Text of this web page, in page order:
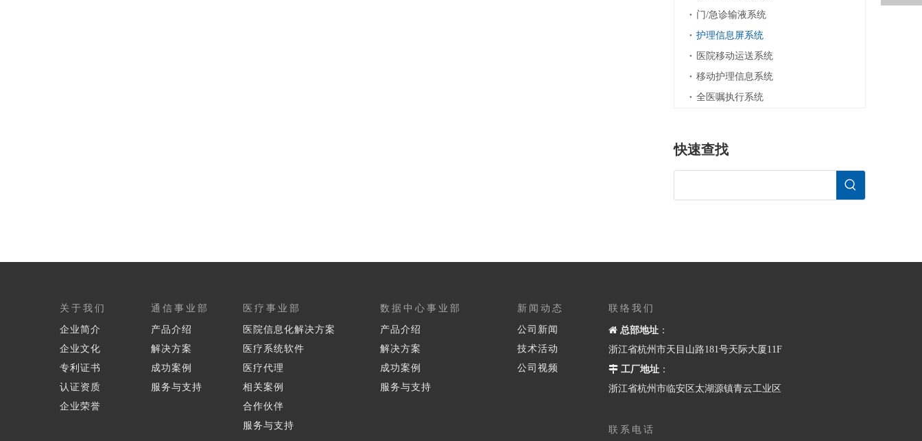
门/急诊输液系统
护理信息屏系统
医院移动运送系统
移动护理信息系统
全医嘱执行系统
快速查找
关于我们
企业简介
企业文化
专利证书
认证资质
企业荣誉
通信事业部
产品介绍
解决方案
成功案例
服务与支持
医疗事业部
医院信息化解决方案
医疗系统软件
医疗代理
相关案例
合作伙伴
服务与支持
数据中心事业部
产品介绍
解决方案
成功案例
服务与支持
新闻动态
公司新闻
技术活动
公司视频
联络我们
 总部地址 ：
浙江省杭州市天目山路181号天际大厦11F
 工厂地址 ：
浙江省杭州市临安区太湖源镇青云工业区
联系电话